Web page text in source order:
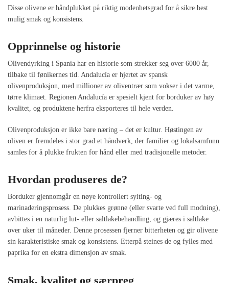
Disse olivene er håndplukket på riktig modenhetsgrad for å sikre best
mulig smak og konsistens.
Opprinnelse og historie
Olivendyrking i Spania har en historie som strekker seg over 6000 år,
tilbake til fønikernes tid. Andalucía er hjertet av spansk
olivenproduksjon, med millioner av oliventrær som vokser i det varme,
tørre klimaet. Regionen Andalucía er spesielt kjent for borduker av høy
kvalitet, og produktene herfra eksporteres til hele verden.
Olivenproduksjon er ikke bare næring – det er kultur. Høstingen av
oliven er fremdeles i stor grad et håndverk, der familier og lokalsamfunn
samles for å plukke frukten for hånd eller med tradisjonelle metoder.
Hvordan produseres de?
Borduker gjennomgår en nøye kontrollert sylting- og
marinaderingsprosess. De plukkes grønne (eller svarte ved full modning),
avbittes i en naturlig lut- eller saltlakebehandling, og gjæres i saltlake
over uker til måneder. Denne prosessen fjerner bitterheten og gir olivene
sin karakteristiske smak og konsistens. Etterpå steines de og fylles med
paprika for en ekstra dimensjon av smak.
Smak, kvalitet og særpreg